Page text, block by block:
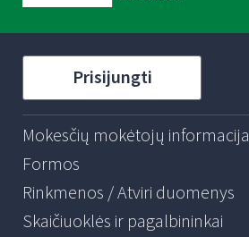
Prisijungti
Mokesčių mokėtojų informacija
Formos
Rinkmenos / Atviri duomenys
Skaičiuoklės ir pagalbininkai